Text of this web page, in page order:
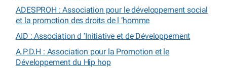
ADESPROH : Association pour le développement social
et la promotion des droits de l ’homme
AID : Association d ’Initiative et de Développement
A.P.D.H : Association pour la Promotion et le
Développement du Hip hop